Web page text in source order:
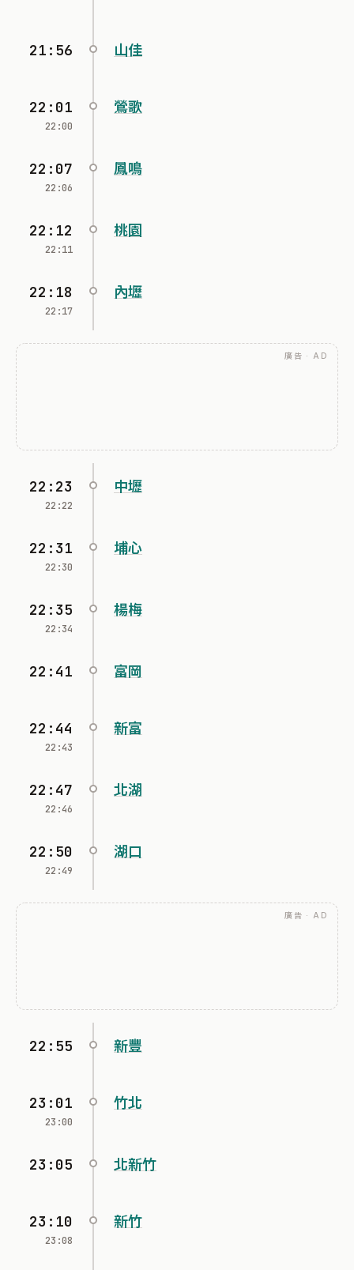
21:56 山佳
22:01
22:00
鶯歌
22:07
22:06
鳳鳴
22:12
22:11
桃園
22:18
22:17
內壢
廣告 · AD
22:23
22:22
中壢
22:31
22:30
埔心
22:35
22:34
楊梅
22:41 富岡
22:44
22:43
新富
22:47
22:46
北湖
22:50
22:49
湖口
廣告 · AD
22:55 新豐
23:01
23:00
竹北
23:05 北新竹
23:10
23:08
新竹